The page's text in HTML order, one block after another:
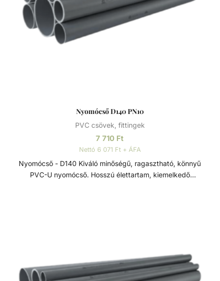
Nyomócső D140 PN10
PVC csövek, fittingek
7 710 Ft
Nettó 6 071 Ft + ÁFA
Nyomócső - D140 Kiváló minőségű, ragasztható, könnyű
PVC-U nyomócső. Hosszú élettartam, kiemelkedő
köszönhetően technológiai (savas vagy lúgos közegek) és
vízgépészeti (uszoda technika) csőhálózatok kedvelt
megoldása.